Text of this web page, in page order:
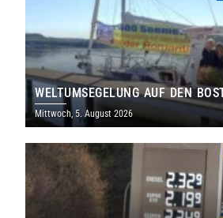
WELTUMSEGELUNG AUF DEN
Mittwoch, 5. August 2026